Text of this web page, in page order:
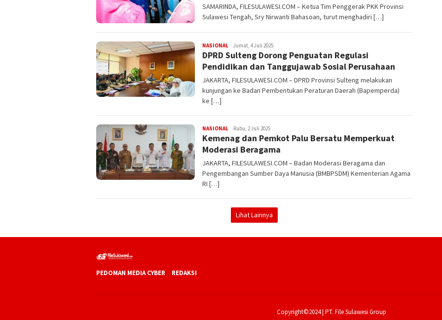
SAMARINDA, FILESULAWESI.COM – Ketua Tim Penggerak PKK Provinsi
Sulawesi Tengah, Sry Nirwanti Bahasoan, turut menghadiri […]
NASIONAL FILESULAWESI
Jumat, 4 Juli 2025
DPRD Sulteng Dorong Penguatan Regulasi
Pendidikan dan Tanggujawab Sosial Perusahaan
JAKARTA, FILESULAWESI.COM – DPRD Provinsi Sulteng melakukan
kunjungan ke Badan Pembentukan Peraturan Daerah (Bapemperda)
ke […]
NASIONAL FILESULAWESI
Rabu, 2 Juli 2025
Kemenag dan Pemkot Palu Bersatu Memperkuat
Moderasi Beragama
JAKARTA, FILESULAWESI.COM – Badan Moderasi Beragama dan
Pengembangan Sumber Daya Manusia (BMBPSDM) Kementerian Agama
RI […]
Lihat Lainnya
PEDOMAN MEDIA CYBER REDAKSI
Copyright©2024 | PT. File Sulawesi Group